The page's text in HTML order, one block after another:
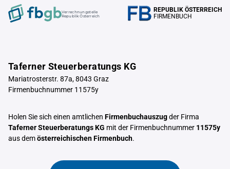
Verrechnungstelle
Republik Österreich
REPUBLIK ÖSTERREICH
FIRMENBUCH
Taferner Steuerberatungs KG
Mariatrosterstr. 87a, 8043 Graz
Firmenbuchnummer 11575y
Holen Sie sich einen amtlichen Firmenbuchauszugder Firma
Taferner Steuerberatungs KG mit der Firmenbuchnummer 11575y
aus demösterreichischen Firmenbuch.